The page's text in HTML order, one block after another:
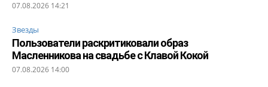
07.08.2026 14:21
Звезды
Пользователи раскритиковали образ
Масленникова на свадьбе с Клавой Кокой
07.08.2026 14:00